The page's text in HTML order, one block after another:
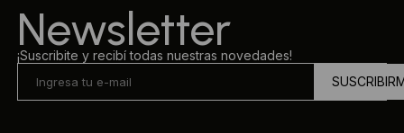
Newsletter
¡Suscribite y recibí todas nuestras novedades!